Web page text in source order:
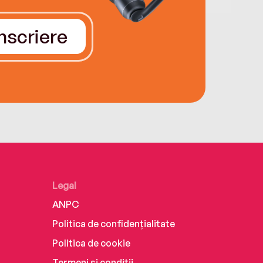
Legal
ANPC
Politica de confidențialitate
Politica de cookie